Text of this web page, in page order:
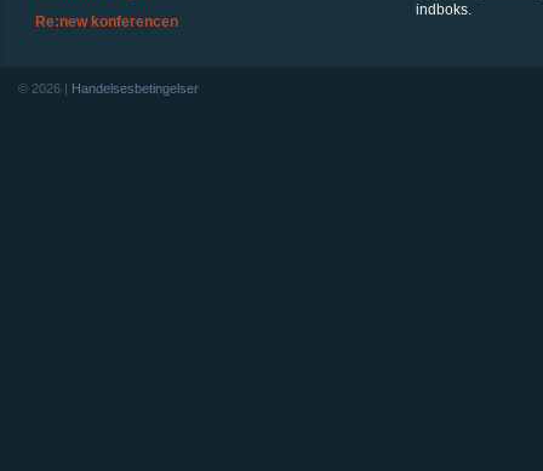
Re:new konferencen
indboks.
© 2026 | Handelsesbetingelser